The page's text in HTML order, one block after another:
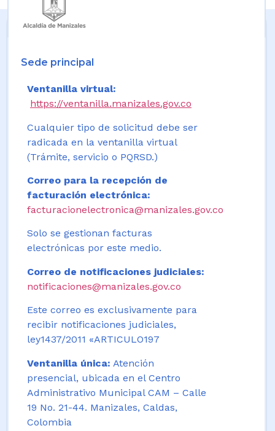
Sede principal
Ventanilla virtual:
https://ventanilla.manizales.gov.co
Cualquier tipo de solicitud debe ser
radicada en la ventanilla virtual
(Trámite, servicio o PQRSD.)
Correo para la recepción de
facturación electrónica:
facturacionelectronica@manizales.gov.co
Solo se gestionan facturas
electrónicas por este medio.
Correo de notificaciones judiciales:
notificaciones@manizales.gov.co
Este correo es exclusivamente para
recibir notificaciones judiciales,
ley1437/2011 «ARTICULO197
Ventanilla única: Atención
presencial, ubicada en el Centro
Administrativo Municipal CAM – Calle
19 No. 21-44. Manizales, Caldas,
Colombia